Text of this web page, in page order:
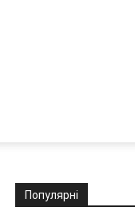
Популярні